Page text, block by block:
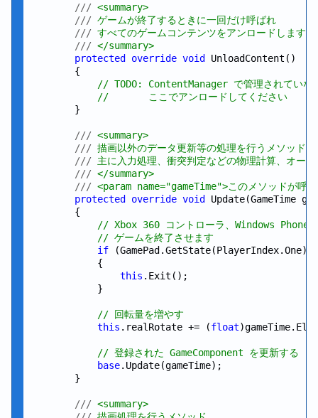
/// <summary>
/// ゲームが終了するときに一回だけ呼ばれ
/// すべてのゲームコンテンツをアンロードします
/// </summary>
protected
override void
UnloadContent()
        {
// TODO: ContentManager で管理されていな
//       ここでアンロードしてください
        }
/// <summary>
/// 描画以外のデータ更新等の処理を行うメソッド
/// 主に入力処理、衝突判定などの物理計算、オー
/// </summary>
/// <param name="gameTime">このメソッドが呼
protected
override void
Update(GameTime
        {
// Xbox 360 コントローラ、Windows Phone
// ゲームを終了させます
if
            {
this .Exit();
            }
// 回転量を増やす
this .realRotate += (float
// 登録された GameComponent を更新する
base.Update(gameTime);
        }
/// <summary>